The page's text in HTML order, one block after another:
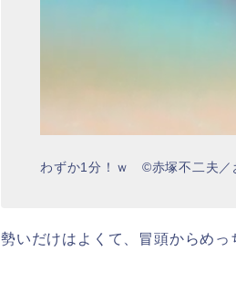
わずか1分！ｗ ©赤塚不二夫／
勢いだけはよくて、冒頭からめっ